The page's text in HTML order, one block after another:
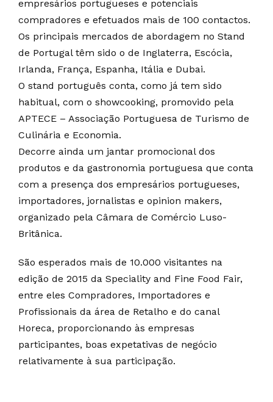
empresários portugueses e potenciais
compradores e efetuados mais de 100 contactos.
Os principais mercados de abordagem no Stand
de Portugal têm sido o de Inglaterra, Escócia,
Irlanda, França, Espanha, Itália e Dubai.
O stand português conta, como já tem sido
habitual, com o showcooking, promovido pela
APTECE – Associação Portuguesa de Turismo de
Culinária e Economia.
Decorre ainda um jantar promocional dos
produtos e da gastronomia portuguesa que conta
com a presença dos empresários portugueses,
importadores, jornalistas e opinion makers,
organizado pela Câmara de Comércio Luso-
Britânica.
São esperados mais de 10.000 visitantes na
edição de 2015 da Speciality and Fine Food Fair,
entre eles Compradores, Importadores e
Profissionais da área de Retalho e do canal
Horeca, proporcionando às empresas
participantes, boas expetativas de negócio
relativamente à sua participação.